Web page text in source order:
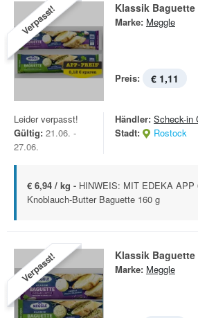
Verpasst! Klassik
Marke: Meggle
Preis: € 1,11
Leider verpasst!
Gültig: 21.06. -
27.06.
Händler: Scheck-in
Stadt:
Rostock
€ 6,94 / kg - HINWEIS: MIT EDEKA APP
Knoblauch-Butter Baguette 160 g
Verpasst! Klassik
Marke: Meggle